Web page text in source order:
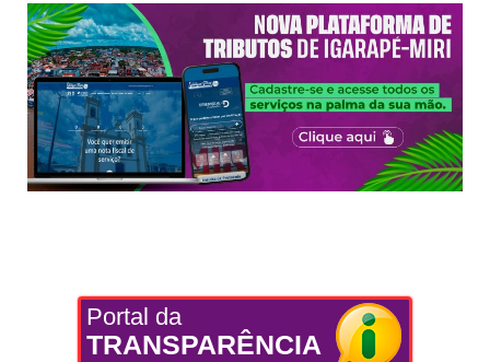
Portal da
TRANSPARÊNCIA